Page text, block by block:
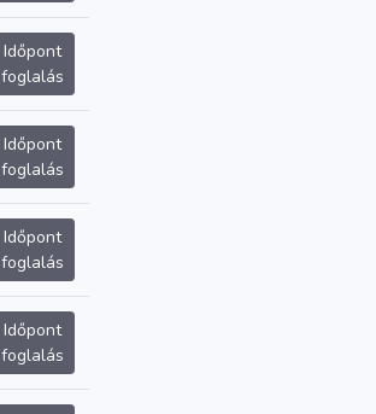
Időpont
foglalás
Időpont
foglalás
Időpont
foglalás
Időpont
foglalás